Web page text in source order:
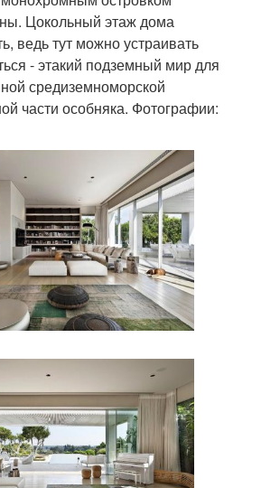
Цокольный этаж дома
ведь тут можно устраивать
- этакий подземный мир для
средиземноморской
части особняка. Фотографии: